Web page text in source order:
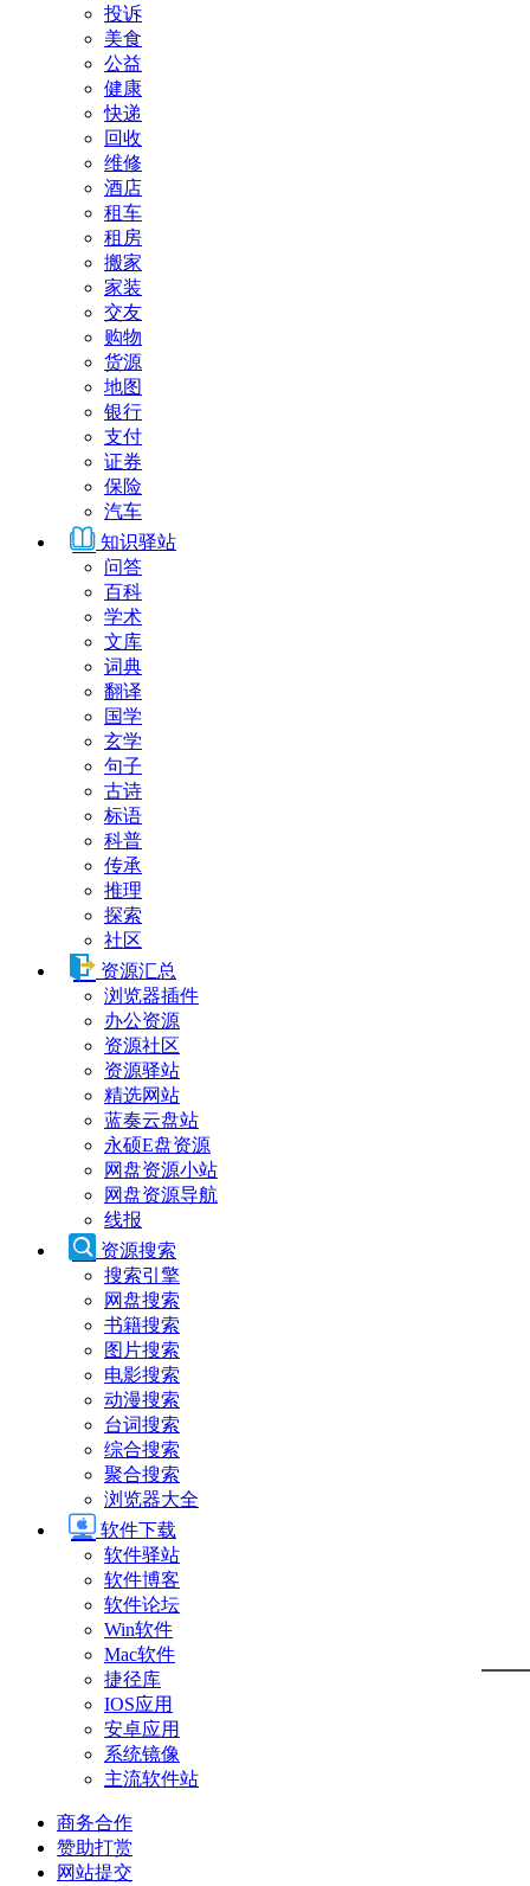
投诉
美食
公益
健康
快递
回收
维修
酒店
租车
租房
搬家
家装
交友
购物
货源
地图
银行
支付
证券
保险
汽车
知识驿站
问答
百科
学术
文库
词典
翻译
国学
玄学
句子
古诗
标语
科普
传承
推理
探索
社区
资源汇总
浏览器插件
办公资源
资源社区
资源驿站
精选网站
蓝奏云盘站
永硕E盘资源
网盘资源小站
网盘资源导航
线报
资源搜索
搜索引擎
网盘搜索
书籍搜索
图片搜索
电影搜索
动漫搜索
台词搜索
综合搜索
聚合搜索
浏览器大全
软件下载
软件驿站
软件博客
软件论坛
Win软件
Mac软件
捷径库
IOS应用
安卓应用
系统镜像
主流软件站
商务合作
赞助打赏
网站提交